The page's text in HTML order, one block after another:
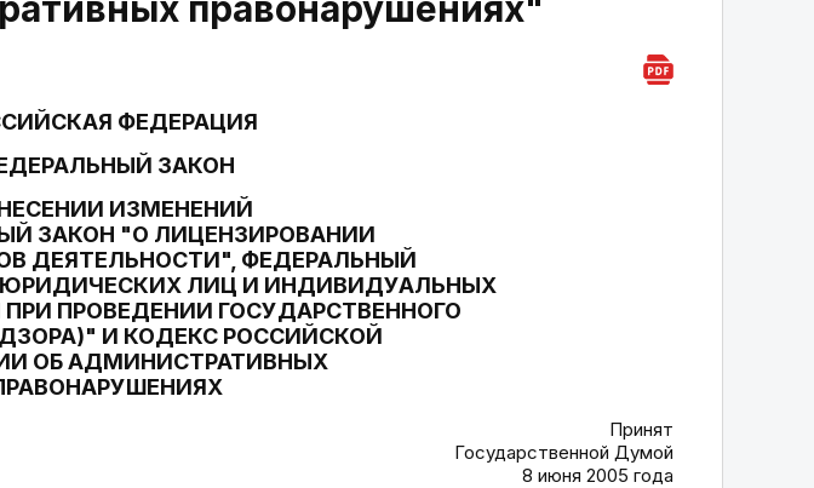
ФЕДЕРАЦИЯ
ЗАКОН
ИЗМЕНЕНИЙ
ЗАКОН "О ЛИЦЕНЗИРОВАНИИ
ДЕЯТЕЛЬНОСТИ", ФЕДЕРАЛЬНЫЙ
ЮРИДИЧЕСКИХ ЛИЦ И ИНДИВИДУАЛЬНЫХ
ПРОВЕДЕНИИ ГОСУДАРСТВЕННОГО
И КОДЕКС РОССИЙСКОЙ
ОБ АДМИНИСТРАТИВНЫХ
Принят
Государственной Думой
8 июня 2005 года